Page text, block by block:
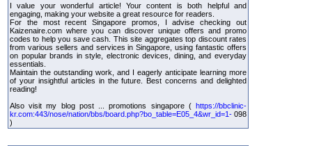
I value your wonderful article! Your content is both helpful and
engaging, making your website a great resource for readers.
For the most recent Singapore promos, I advise checking out
Kaizenaire.com where you can discover unique offers and promo
codes to help you save cash. This site aggregates top discount rates
from various sellers and services in Singapore, using fantastic offers
on popular brands in style, electronic devices, dining, and everyday
essentials.
Maintain the outstanding work, and I eagerly anticipate learning more
of your insightful articles in the future. Best concerns and delighted
reading!
Also visit my blog post ... promotions singapore ( https://bbclinic-
kr.com:443/nose/nation/bbs/board.php?bo_table=E05_4&wr_id=1- 098
)